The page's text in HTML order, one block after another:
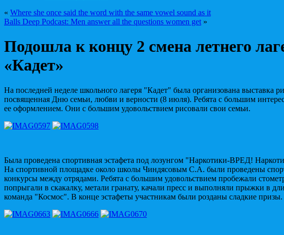
« Where she once said the word with the same vowel sound as it
Balls Deep Podcast: Men answer all the questions women get »
Подошла к концу 2 смена летнего
«Кадет»
На последней неделе школьного лагеря "Кадет" была организована выставка
посвященная Дню семьи, любви и верности (8 июля). Ребята с большим
ее оформлением. Они с большим удовольствием рисовали свои семьи.
Была проведена спортивная эстафета под лозунгом "Наркотики-ВРЕД!
На спортивной площадке около школы Чиндясовым С.А. были проведены
конкурсы между отрядами. Ребята с большим удовольствием пробежали
попрыгали в скакалку, метали гранату, качали пресс и выполняли прыжки в
команда "Космос". В конце эстафеты участникам были розданы сладкие призы.